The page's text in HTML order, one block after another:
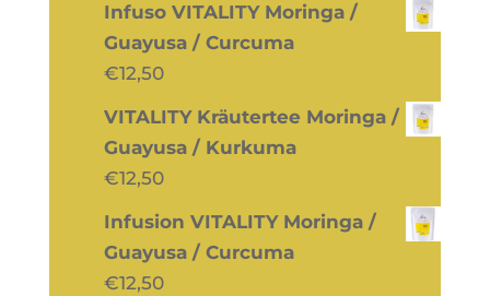
Infuso VITALITY Moringa /
Guayusa / Curcuma
€12,50
VITALITY Kräutertee Moringa /
Guayusa / Kurkuma
€12,50
Infusion VITALITY Moringa /
Guayusa / Curcuma
€12,50